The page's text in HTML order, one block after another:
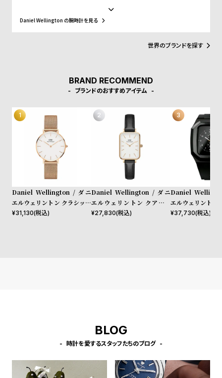
o
p
イ
ス、好みに応じて付け替えられる豊富なカラーのレザーやNATO タ
イプベルトというトレンドスタイルを築き、ファッションウォッチ
界に革命をもたらしました。スウェーデンにおけるシンプルでタイ
ムレスなデザインとイギリスの伝統的で紳士的なスタイルの融合
が、高級感を演出し、ミニマリズムが時代を超えて愛されるデザイ
Daniel Wellington の腕時計を見る
世界のブランドを探す
BRAND RECOMMEND
ブランドのおすすめアイテム
Daniel Wellington / ダニ
エルウェリントン クラシック
ペティット メルローズ ロー
¥31,130(税込)
Daniel Wellington / ダニ
エルウェリントン クアドロ
シェフィールド ローズゴール
¥27,830(税込)
Daniel
エルウェリントン
40mm Apple
¥37,730(税込)
BLOG
時計を愛するスタッフたちのブログ